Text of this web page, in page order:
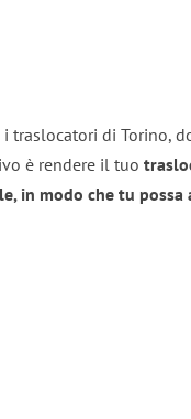
traslocatori di Torino,
è rendere il tuo
in modo che tu